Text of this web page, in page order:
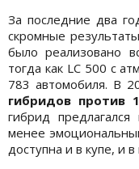
За последние два
скромные
было реализовано
тогда как LC 500 с
783 автомобиля. В
гибридов против
гибрид
менее
доступна и в купе, и